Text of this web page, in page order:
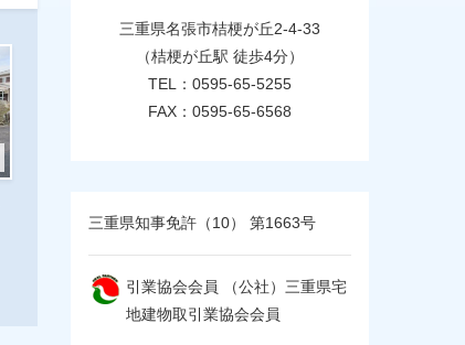
三重県名張市桔梗が丘2-4-33
（桔梗が丘駅 徒歩4分）
TEL：0595-65-5255
FAX：0595-65-6568
三重県知事免許（10） 第1663号
引業協会会員 （公社）三重県宅
地建物取引業協会会員